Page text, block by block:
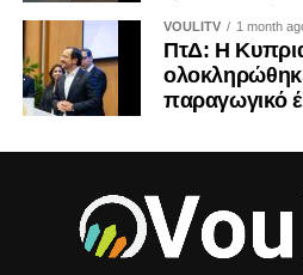
VOULITV 1 month
ΠτΔ: Η
παραγωγικό